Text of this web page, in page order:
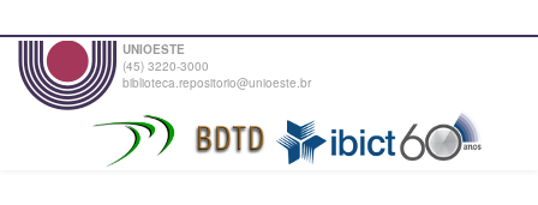
UNIOESTE
(45) 3220-3000
biblioteca.repositorio@unioeste.br